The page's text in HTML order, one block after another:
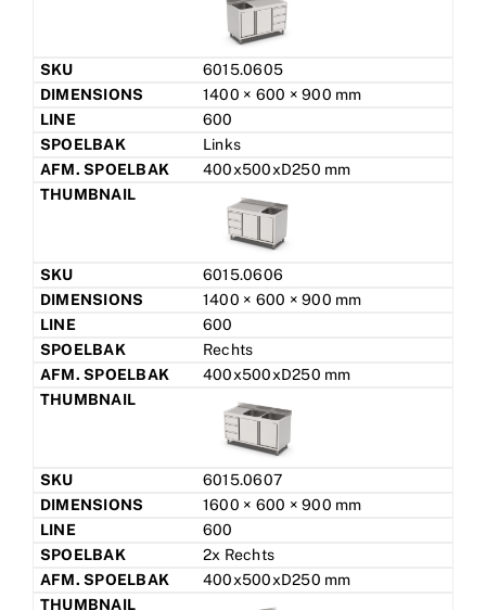
6015.0605
1400 × 600 × 900 mm
600
Links
400x500xD250 mm
6015.0606
1400 × 600 × 900 mm
600
Rechts
400x500xD250 mm
6015.0607
1600 × 600 × 900 mm
600
2x Rechts
400x500xD250 mm